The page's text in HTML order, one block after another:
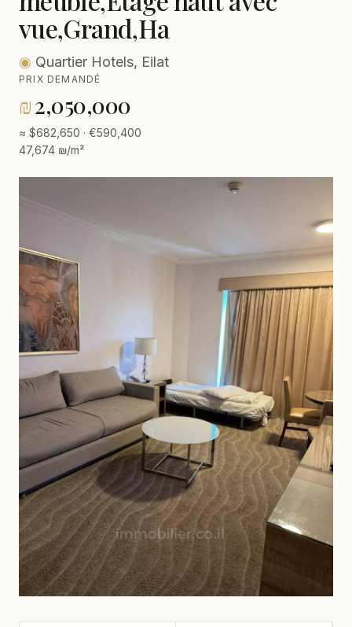
vue,Grand,Ha
◉ Quartier Hotels, Eilat
PRIX DEMANDÉ
₪2,050,000
≈ $682,650 · €590,400
47,674 ₪/m²